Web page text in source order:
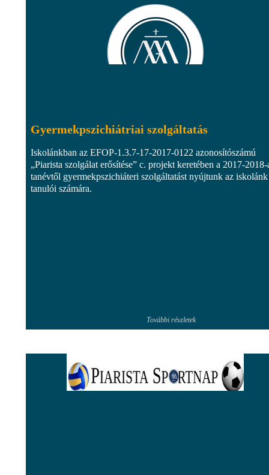
Gyermekpszichiátriai szolgáltatás
Iskolánkban az EFOP-1.3.7-17-2017-0122 azonosítószámú
„Piarista szolgálat erősítése” c. projekt keretében a 2017-2018-
tanévtől gyermekpszichiáteri szolgáltatást nyújtunk az iskolánk
tanulói számára.
További részletek